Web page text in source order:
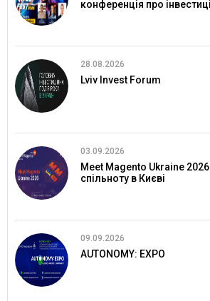
конференція про
28.08.2026
Lviv Invest Forum
03.09.2026
Meet Magento Ukraine
спільноту в Києві
09.09.2026
AUTONOMY: EXPO